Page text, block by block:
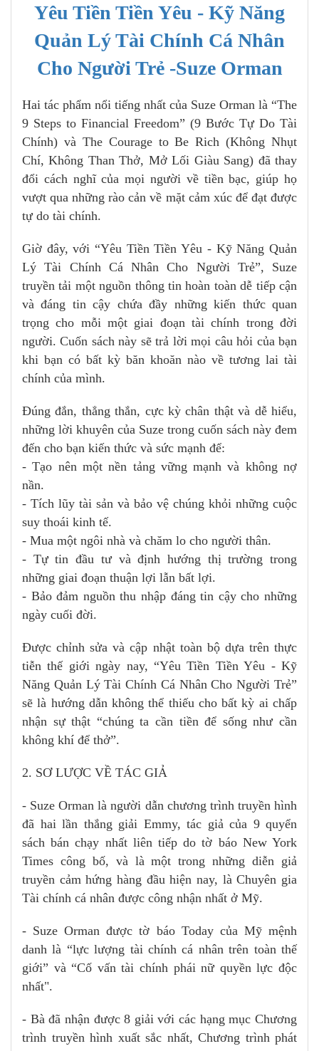
Yêu Tiền Tiền Yêu - Kỹ Năng
Quản Lý Tài Chính Cá Nhân
Cho Người Trẻ -Suze Orman
Hai tác phẩm nổi tiếng nhất của Suze Orman là “The
9 Steps to Financial Freedom” (9 Bước Tự Do Tài
Chính) và The Courage to Be Rich (Không Nhụt
Chí, Không Than Thở, Mở Lối Giàu Sang) đã thay
đổi cách nghĩ của mọi người về tiền bạc, giúp họ
vượt qua những rào cản về mặt cảm xúc để đạt được
tự do tài chính.
Giờ đây, với “Yêu Tiền Tiền Yêu - Kỹ Năng Quản
Lý Tài Chính Cá Nhân Cho Người Trẻ”, Suze
truyền tải một nguồn thông tin hoàn toàn dễ tiếp cận
và đáng tin cậy chứa đầy những kiến thức quan
trọng cho mỗi một giai đoạn tài chính trong đời
người. Cuốn sách này sẽ trả lời mọi câu hỏi của bạn
khi bạn có bất kỳ băn khoăn nào về tương lai tài
chính của mình.
Đúng đắn, thẳng thắn, cực kỳ chân thật và dễ hiểu,
những lời khuyên của Suze trong cuốn sách này đem
đến cho bạn kiến thức và sức mạnh để:
- Tạo nên một nền tảng vững mạnh và không nợ
nần.
- Tích lũy tài sản và bảo vệ chúng khỏi những cuộc
suy thoái kinh tế.
- Mua một ngôi nhà và chăm lo cho người thân.
- Tự tin đầu tư và định hướng thị trường trong
những giai đoạn thuận lợi lẫn bất lợi.
- Bảo đảm nguồn thu nhập đáng tin cậy cho những
ngày cuối đời.
Được chỉnh sửa và cập nhật toàn bộ dựa trên thực
tiễn thế giới ngày nay, “Yêu Tiền Tiền Yêu - Kỹ
Năng Quản Lý Tài Chính Cá Nhân Cho Người Trẻ”
sẽ là hướng dẫn không thể thiếu cho bất kỳ ai chấp
nhận sự thật “chúng ta cần tiền để sống như cần
không khí để thở”.
2. SƠ LƯỢC VỀ TÁC GIẢ
- Suze Orman là người dẫn chương trình truyền hình
đã hai lần thắng giải Emmy, tác giả của 9 quyển
sách bán chạy nhất liên tiếp do tờ báo New York
Times công bố, và là một trong những diễn giả
truyền cảm hứng hàng đầu hiện nay, là Chuyên gia
Tài chính cá nhân được công nhận nhất ở Mỹ.
- Suze Orman được tờ báo Today của Mỹ mệnh
danh là “lực lượng tài chính cá nhân trên toàn thế
giới” và “Cố vấn tài chính phái nữ quyền lực độc
nhất".
- Bà đã nhận được 8 giải với các hạng mục Chương
trình truyền hình xuất sắc nhất, Chương trình phát